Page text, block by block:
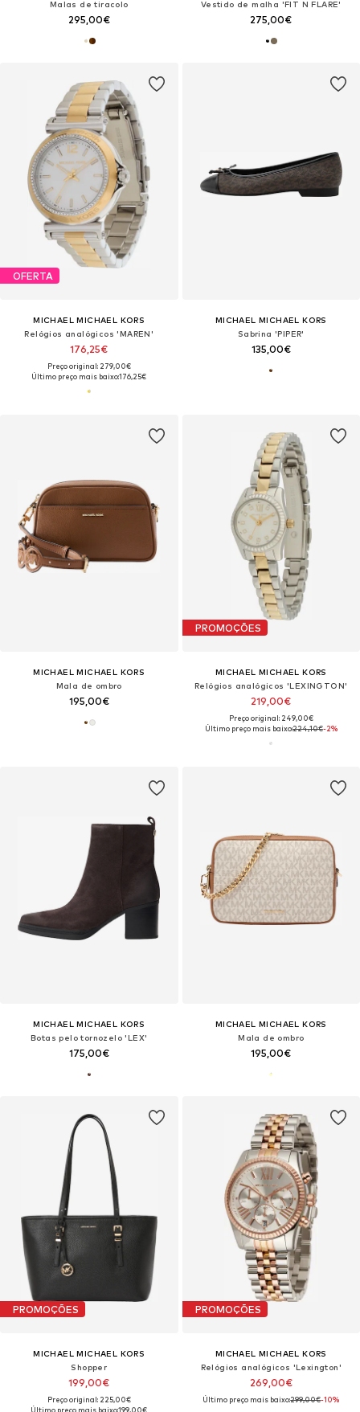
Malas de tiracolo
295,00€
Vestido de malha 'FIT N FLARE'
275,00€
OFERTA
MICHAEL MICHAEL KORS
Relógios analógicos 'MAREN'
176,25€
Preço original: 279,00€
Último preço mais baixo:176,25€
MICHAEL MICHAEL KORS
Sabrina 'PIPER'
135,00€
MICHAEL MICHAEL KORS
Mala de ombro
195,00€
PROMOÇÕES
MICHAEL MICHAEL KORS
Relógios analógicos 'LEXINGTON'
219,00€
Preço original: 249,00€
Último preço mais baixo:224,10€-2%
MICHAEL MICHAEL KORS
Botas pelo tornozelo 'LEX'
175,00€
MICHAEL MICHAEL KORS
Mala de ombro
195,00€
PROMOÇÕES
MICHAEL MICHAEL KORS
Shopper
199,00€
Preço original: 225,00€
PROMOÇÕES
MICHAEL MICHAEL KORS
Relógios analógicos 'Lexington'
269,00€
Último preço mais baixo:299,00€-10%